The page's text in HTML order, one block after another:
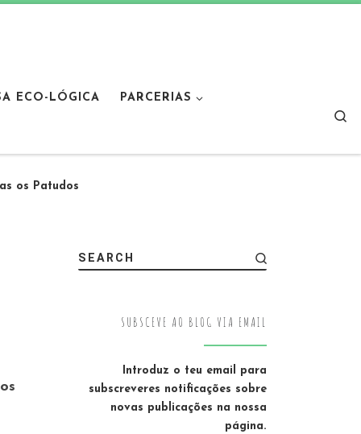
ECO-LÓGICA
PARCERIAS
os Patudos
SEARCH
SUBSCEVE AO BLOG VIA EMAIL
Introduz o teu email para
subscreveres notificações sobre
novas publicações na nossa
página.